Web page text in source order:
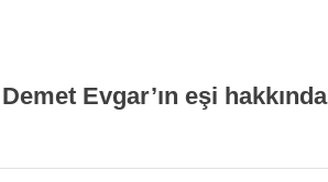
Evgar’ın eşi hakkında